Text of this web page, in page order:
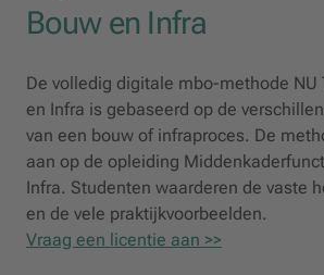
Bouw en Infra
De volledig digitale mbo-methode NU
en Infra is gebaseerd op de
van een bouw of infraproces. De
aan op de opleiding
Infra. Studenten waarderen de vaste
en de vele praktijkvoorbeelden.
Vraag een licentie aan >>